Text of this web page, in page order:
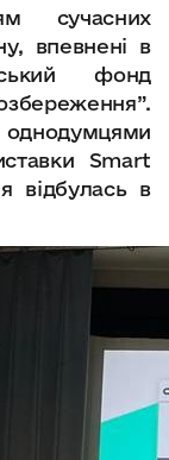
сучасних
впевнені в
фонд
однодумцями
Smart
відбулась в